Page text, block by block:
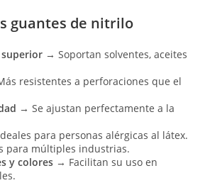
guantes de nitrilo
superior → Soportan solventes, aceites
resistentes a perforaciones que el
→ Se ajustan perfectamente a la
para personas alérgicas al látex.
para múltiples industrias.
y colores → Facilitan su uso en